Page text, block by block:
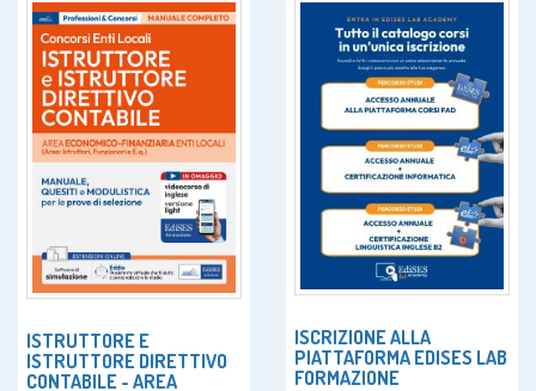
ISTRUTTORE E
ISTRUTTORE DIRETTIVO
CONTABILE - AREA
ISCRIZIONE ALLA
PIATTAFORMA EDISES LAB
FORMAZIONE